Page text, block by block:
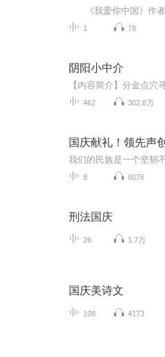
1 78
阴阳小中介
462 302.8万
国庆献礼！领先声
8 6076
刑法国庆
26 1.7万
国庆美诗文
108 4173